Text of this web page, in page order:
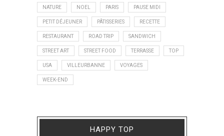
NATURE NOEL PARIS PAUSE MIDI
PETIT DÉJEUNER PÂTISSERIES RECETTE
RESTAURANT ROAD TRIP SANDWICH
STREET ART STREET FOOD TERRASSE TOP
USA VILLEURBANNE VOYAGES
WEEK-END
HAPPY TOP